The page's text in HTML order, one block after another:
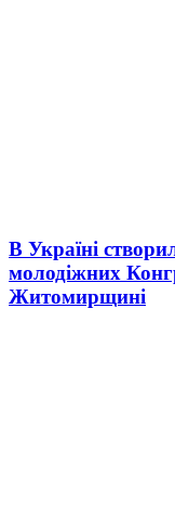
В Україні
молодіжних
Житомирщині